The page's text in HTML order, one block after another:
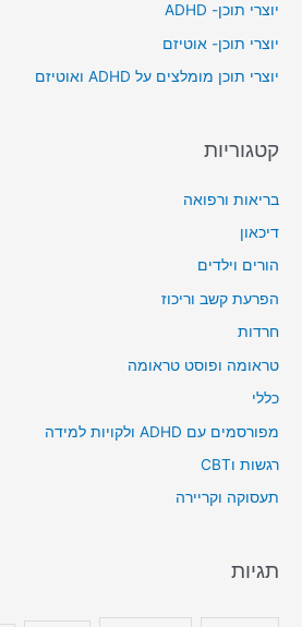
o
r
:
יוצרי תוכן- ADHD
יוצרי תוכן- אוטיזם
יוצרי תוכן מומלצים על ADHD ואוטיזם
קטגוריות
בריאות ורפואה
דיכאון
הורים וילדים
הפרעת קשב וריכוז
חרדות
טראומה ופוסט טראומה
כללי
מפורסמים עם ADHD ולקויות למידה
רגשות וCBT
תעסוקה וקריירה
תגיות